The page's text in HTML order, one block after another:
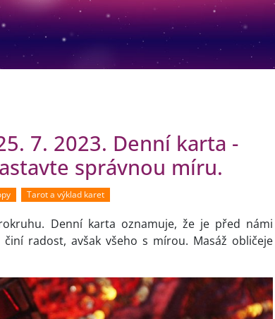
7. 2023. Denní karta -
správnou míru.
Tarot a výklad karet
Denní karta oznamuje, že je před námi
radost, avšak všeho s mírou. Masáž obličeje